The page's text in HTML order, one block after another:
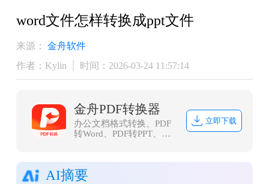
word文件怎样转换成ppt文件
来源：
金舟软件
作者：Kylin
时间：2026-03-24 11:57:14
金舟PDF转换器
办公文档格式转换、PDF
转Word、PDF转PPT、
立即下载
AI摘要